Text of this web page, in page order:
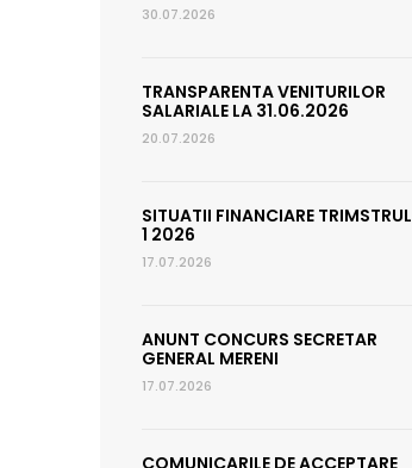
30.07.2026
TRANSPARENTA VENITURILOR
SALARIALE LA 31.06.2026
20.07.2026
SITUATII FINANCIARE TRIMSTRUL
1 2026
17.07.2026
ANUNT CONCURS SECRETAR
GENERAL MERENI
17.07.2026
COMUNICARILE DE ACCEPTARE